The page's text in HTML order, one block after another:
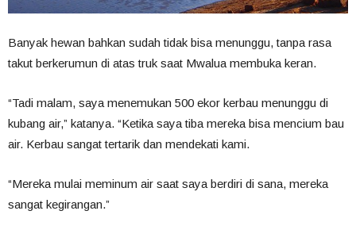
Banyak hewan bahkan sudah tidak bisa menunggu, tanpa rasa
takut berkerumun di atas truk saat Mwalua membuka keran.
“Tadi malam, saya menemukan 500 ekor kerbau menunggu di
kubang air,” katanya. “Ketika saya tiba mereka bisa mencium bau
air. Kerbau sangat tertarik dan mendekati kami.
“Mereka mulai meminum air saat saya berdiri di sana, mereka
sangat kegirangan.”